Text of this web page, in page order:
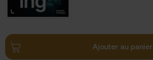
Ajouter au panier